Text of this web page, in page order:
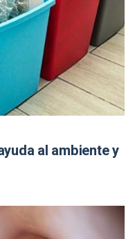
al ambiente y